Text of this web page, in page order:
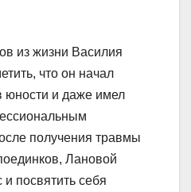
из жизни Василия
что он начал
юности и даже имел
получения травмы
Лановой
посвятить себя